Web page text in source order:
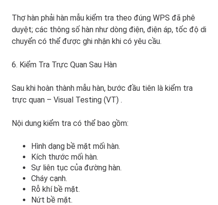
Thợ hàn phải hàn mẫu kiểm tra theo đúng WPS đã phê
duyệt; các thông số hàn như dòng điện, điện áp, tốc độ di
chuyển có thể được ghi nhận khi có yêu cầu.
6. Kiểm Tra Trực Quan Sau Hàn
Sau khi hoàn thành mẫu hàn, bước đầu tiên là kiểm tra
trực quan – Visual Testing (VT) .
Nội dung kiểm tra có thể bao gồm:
Hình dạng bề mặt mối hàn.
Kích thước mối hàn.
Sự liên tục của đường hàn.
Cháy cạnh.
Rỗ khí bề mặt.
Nứt bề mặt.